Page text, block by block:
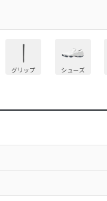
グリップ シューズ